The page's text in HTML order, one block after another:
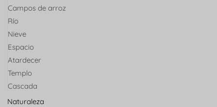
Campos de arroz
Río
Nieve
Espacio
Atardecer
Templo
Cascada
Naturaleza